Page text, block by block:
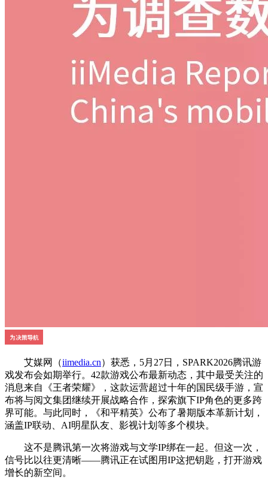
艾媒网（iimedia.cn）获悉，5月27日，SPARK2026腾讯游
戏发布会如期举行。42款游戏公布最新动态，其中最受关注的
消息来自《王者荣耀》，这款运营超过十年的国民级手游，宣
布将与阅文集团继续开展战略合作，探索旗下IP角色的更多跨
界可能。与此同时，《和平精英》公布了暑期版本革新计划，
涵盖IP联动、AI明星队友、影视计划等多个模块。
这不是腾讯第一次将游戏与文学IP绑在一起。但这一次，
信号比以往更清晰——腾讯正在试图用IP这把钥匙，打开游戏
增长的新空间。